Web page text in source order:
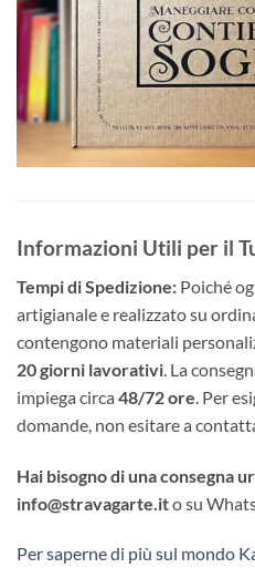
Informazioni Utili per il
Tempi di Spedizione: Poiché
artigianale e realizzato su
contengono materiali
20 giorni lavorativi. La
impiega circa 48/72 ore. Per
domande, non esitare a
Hai bisogno di una consegna
info@stravagarte.ito su
Per saperne di più sul mondo